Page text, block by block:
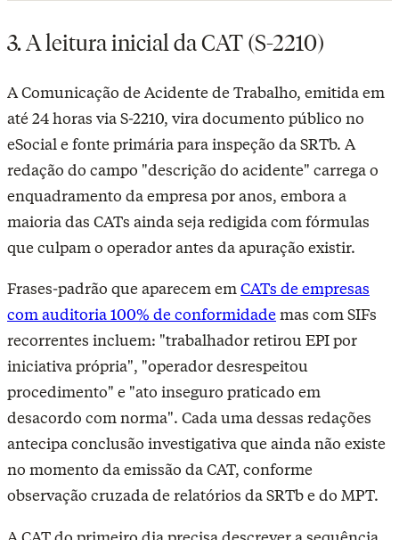
3. A leitura inicial da CAT (S-2210)
A Comunicação de Acidente de Trabalho, emitida em
até 24 horas via S-2210, vira documento público no
eSocial e fonte primária para inspeção da SRTb. A
redação do campo "descrição do acidente" carrega o
enquadramento da empresa por anos, embora a
maioria das CATs ainda seja redigida com fórmulas
que culpam o operador antes da apuração existir.
Frases-padrão que aparecem emCATs de empresas
com auditoria 100% de conformidademas com SIFs
recorrentes incluem: "trabalhador retirou EPI por
iniciativa própria", "operador desrespeitou
procedimento" e "ato inseguro praticado em
desacordo com norma". Cada uma dessas redações
antecipa conclusão investigativa que ainda não existe
no momento da emissão da CAT, conforme
observação cruzada de relatórios da SRTb e do MPT.